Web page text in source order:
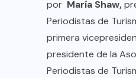
por María Shaw,
Periodistas de
primera
presidente de la
Periodistas de